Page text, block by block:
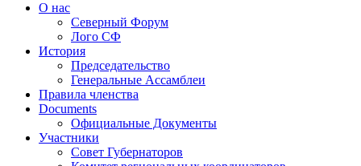
О нас
Северный Форум
Лого СФ
История
Председательство
Генеральные Ассамблеи
Правила членства
Documents
Официальные Документы
Участники
Совет Губернаторов